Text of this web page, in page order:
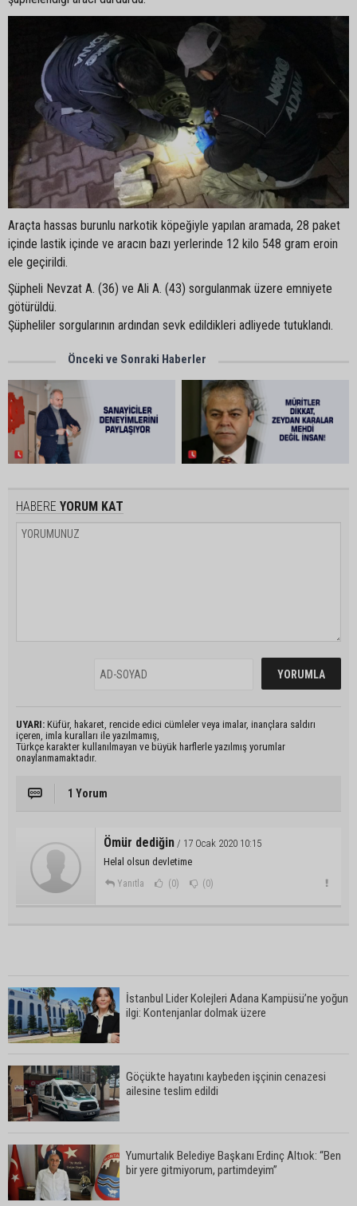
Araçta hassas burunlu narkotik köpeğiyle yapılan aramada, 28 paket
içinde lastik içinde ve aracın bazı yerlerinde 12 kilo 548 gram eroin
ele geçirildi.
Şüpheli Nevzat A. (36) ve Ali A. (43) sorgulanmak üzere emniyete
götürüldü.
Şüpheliler sorgularının ardından sevk edildikleri adliyede tutuklandı.
Önceki ve Sonraki Haberler
HABERE YORUM KAT
UYARI: Küfür, hakaret, rencide edici cümleler veya imalar, inançlara saldırı
içeren, imla kuralları ile yazılmamış,
Türkçe karakter kullanılmayan ve büyük harflerle yazılmış yorumlar
onaylanmamaktadır.
1 Yorum
Ömür dediğin / 17 Ocak 2020 10:15
Helal olsun devletime
Yanıtla (0) (0)
İstanbul Lider Kolejleri Adana Kampüsü’ne yoğun
ilgi: Kontenjanlar dolmak üzere
Göçükte hayatını kaybeden işçinin cenazesi
ailesine teslim edildi
Yumurtalık Belediye Başkanı Erdinç Altıok: “Ben
bir yere gitmiyorum, partimdeyim”